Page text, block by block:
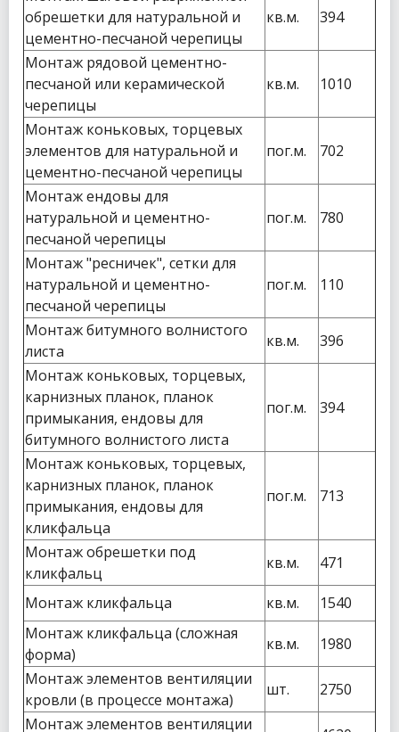
обрешетки для натуральной и
цементно-песчаной черепицы
кв.м. 394
Монтаж рядовой цементно-
песчаной или керамической
черепицы
кв.м. 1010
Монтаж коньковых, торцевых
элементов для натуральной и
цементно-песчаной черепицы
пог.м. 702
Монтаж ендовы для
натуральной и цементно-
песчаной черепицы
пог.м. 780
Монтаж "ресничек", сетки для
натуральной и цементно-
песчаной черепицы
пог.м. 110
Монтаж битумного волнистого
листа
кв.м.
396
Монтаж коньковых, торцевых,
карнизных планок, планок
примыкания, ендовы для
битумного волнистого листа
пог.м. 394
Монтаж коньковых, торцевых,
карнизных планок, планок
примыкания, ендовы для
кликфальца
пог.м. 713
Монтаж обрешетки под
кликфальц
кв.м. 471
Монтаж кликфальца кв.м.
1540
Монтаж кликфальца (сложная
форма)
кв.м.
1980
Монтаж элементов вентиляции
кровли (в процессе монтажа)
шт.
2750
Монтаж элементов вентиляции